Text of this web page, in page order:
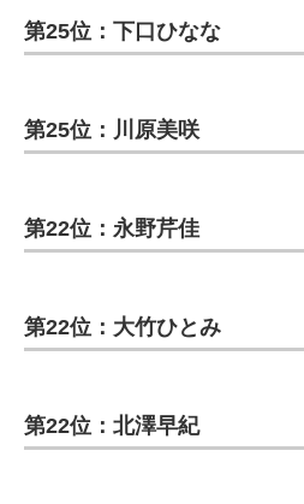
第25位：下口ひなな
第25位：川原美咲
第22位：永野芹佳
第22位：大竹ひとみ
第22位：北澤早紀